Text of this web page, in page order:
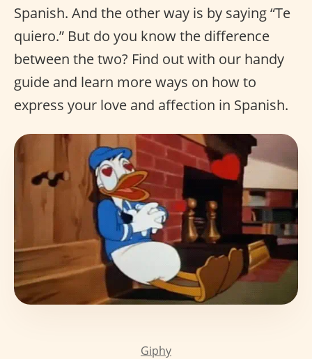
Spanish. And the other way is by saying “Te
quiero.” But do you know the difference
between the two? Find out with our handy
guide and learn more ways on how to
express your love and affection in Spanish.
Giphy